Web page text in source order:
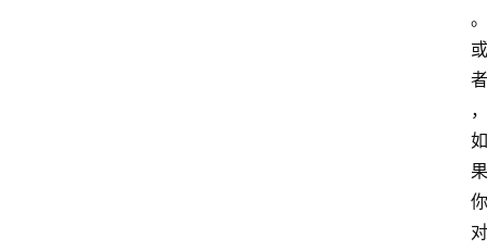
。
或
者
，
如
果
你
对